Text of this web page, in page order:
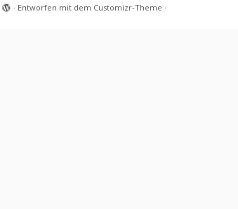
· Entworfen mit dem Customizr-Theme ·